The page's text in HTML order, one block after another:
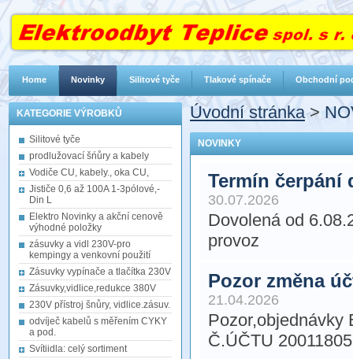
KATEGORIE VÝROBKŮ
Silitové tyče
prodlužovací šńůry a kabely
Vodiče CU, kabely., oka CU,
Jističe 0,6 až 100A 1-3pólové,-
Din L
Elektro Novinky a akční cenově
výhodné položky
zásuvky a vidl 230V-pro
kempingy a venkovní použití
Zásuvky vypínače a tlačítka 230V
Zásuvky,vidlice,redukce 380V
230V přístroj šnůry, vidlice.zásuv.
odvíječ kabelů s měřením CYKY
a pod.
Svítiidla: celý sortiment
Úvodní stránka>
NOVINKY
Termín čerpání
30.07.2026
Dovolená od
provoz
Pozor změna
21.04.2026
Pozor,objednávky
Č.ÚČTU
Home Novinky Silitové tyče Tlakové spínače Obchodní